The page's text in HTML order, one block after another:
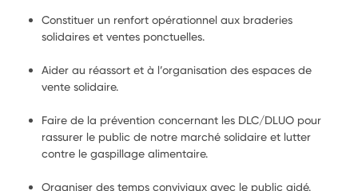
Constituer un renfort opérationnel aux braderies
solidaires et ventes ponctuelles.
Aider au réassort et à l’organisation des espaces de
vente solidaire.
Faire de la prévention concernant les DLC/DLUO pour
rassurer le public de notre marché solidaire et lutter
contre le gaspillage alimentaire.
Organiser des temps conviviaux avec le public aidé.